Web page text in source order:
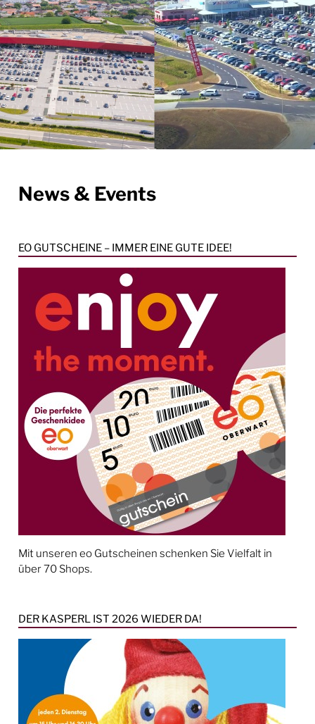
News & Events
EO GUTSCHEINE – IMMER EINE GUTE IDEE!
Mit unseren eo Gutscheinen schenken Sie Vielfalt in
über 70 Shops.
DER KASPERL IST 2026 WIEDER DA!